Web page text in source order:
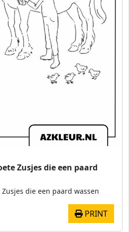
Zusjes die een paard
die een paard wassen
PRINT